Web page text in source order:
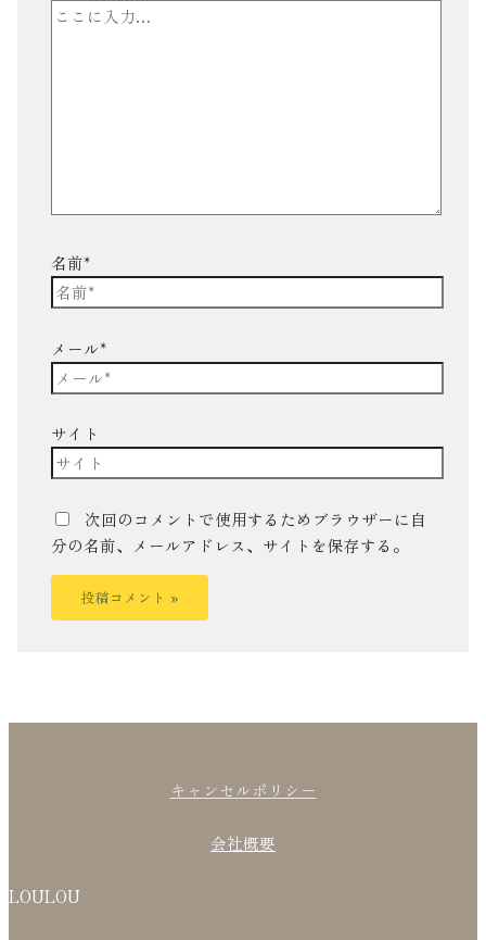
名前*
メール*
サイト
次回のコメントで使用するためブラウザーに自
分の名前、メールアドレス、サイトを保存する。
キャンセルポリシー
会社概要
LOULOU